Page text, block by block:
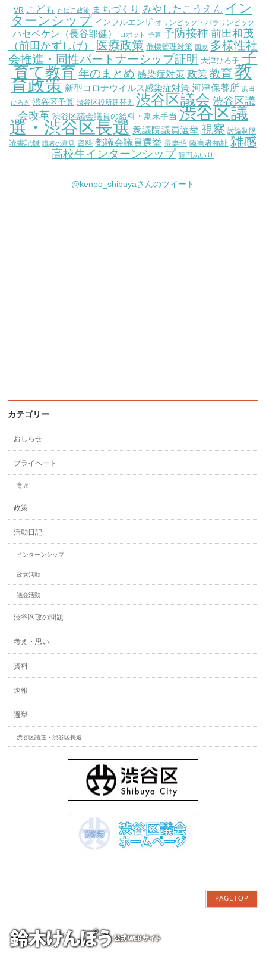
VR こども たばこ政策 まちづくり みやしたこうえん イン
ターンシップ インフルエンザ オリンピック・パラリンピック
ハセベケン（長谷部健） ロボット 予算 予防接種 前田和茂
（前田かずしげ）
医療政策 危機管理対策 国政 多様性社
会推進・同性パートナーシップ証明 大津ひろ子 子
育て教育 年のまとめ 感染症対策 政策 教育 教
育政策 新型コロナウイルス感染症対策 河津保養所 浜田
ひろき 渋谷区予算 渋谷区役所建替え 渋谷区議会 渋谷区議
会改革 渋谷区議会議員の給料・期末手当 渋谷区議
選・渋谷区長選 衆議院議員選挙 視察 討論制限
読書記録 識者の意見 資料 都議会議員選挙 長妻昭 障害者福祉 雑感
高校生インターンシップ 龍円あいり
@kenpo_shibuyaさんのツイート
カテゴリー
おしらせ
プライベート
育児
政策
活動日記
インターンシップ
政党活動
議会活動
渋谷区政の問題
考え・思い
資料
速報
選挙
渋谷区議選・渋谷区長選
PAGETOP